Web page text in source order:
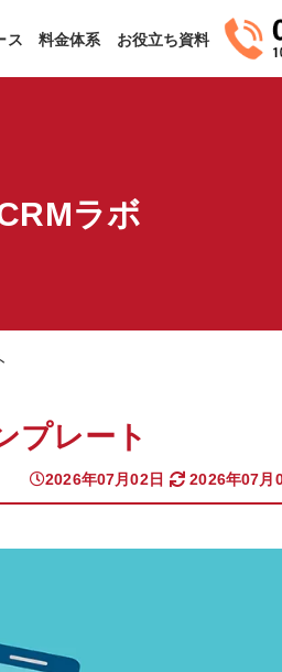
ス 料金体系 お役立ち資料
ラボ
プレート
2026年07月02日 2026年07月